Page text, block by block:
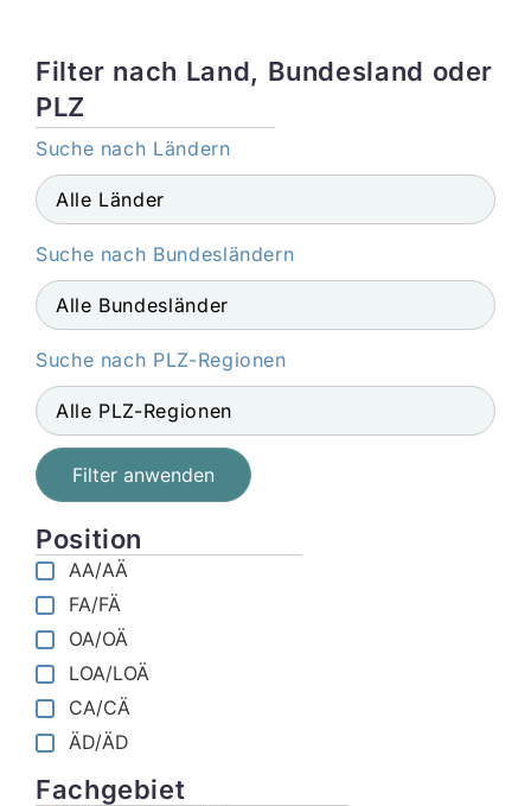
Filter nach Land, Bundesland oder
PLZ
Suche nach Ländern
Suche nach Bundesländern
Suche nach PLZ-Regionen
Filter anwenden
Position
AA/AÄ
FA/FÄ
OA/OÄ
LOA/LOÄ
CA/CÄ
ÄD/ÄD
Fachgebiet